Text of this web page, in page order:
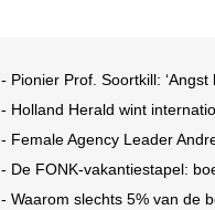
- Pionier Prof. Soortkill:
- Holland Herald wint
- Female Agency Leader
- De FONK-vakantiestapel:
- Waarom slechts 5% van de